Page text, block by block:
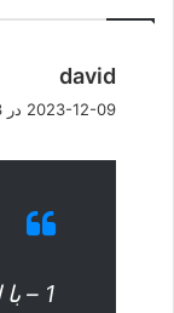
david
2023-12-09 در 5:43 ب.ظ